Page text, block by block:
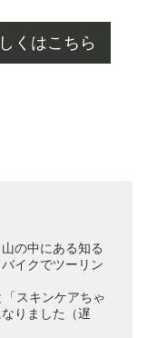
くはこちら
の中にある知る
イクでツーリン
スキンケアちゃ
りました（遅